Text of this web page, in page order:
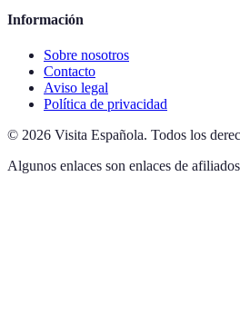
Información
Sobre nosotros
Contacto
Aviso legal
Política de privacidad
© 2026 Visita Española. Todos los
Algunos enlaces son enlaces de